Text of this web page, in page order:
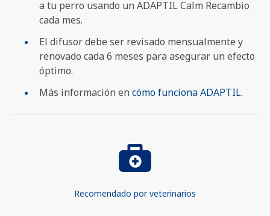
a tu perro usando un ADAPTIL Calm Recambio
cada mes.
El difusor debe ser revisado mensualmente y
renovado cada 6 meses para asegurar un efecto
óptimo.
Más información en cómo funciona ADAPTIL.
Recomendado por veterinarios